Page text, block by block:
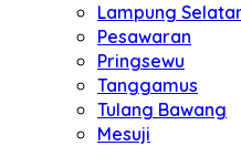
Lampung
Pesawaran
Pringsewu
Tanggamus
Tulang Bawang
Mesuji